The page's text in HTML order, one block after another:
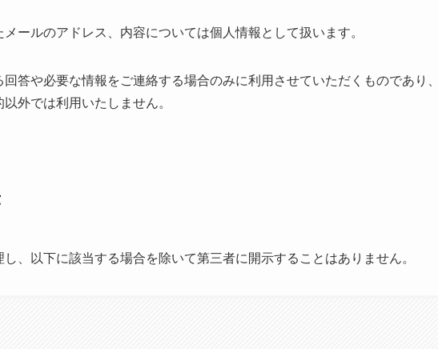
ールのアドレス、内容については個人情報として扱います。
答や必要な情報をご連絡する場合のみに利用させていただくものであり、
外では利用いたしません。
、以下に該当する場合を除いて第三者に開示することはありません。